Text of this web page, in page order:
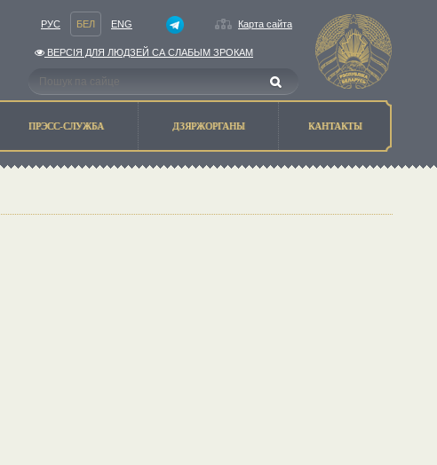
РУС БЕЛ ENG Карта сайта
ВЕРСIЯ ДЛЯ ЛЮДЗЕЙ СА СЛАБЫМ ЗРОКАМ
ПРЭСС-СЛУЖБА ДЗЯРЖОРГАНЫ КАНТАКТЫ